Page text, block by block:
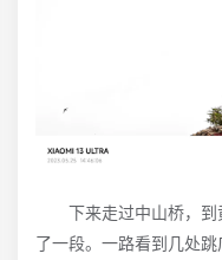
下来走过中山桥，到
了一段。一路看到几处跳